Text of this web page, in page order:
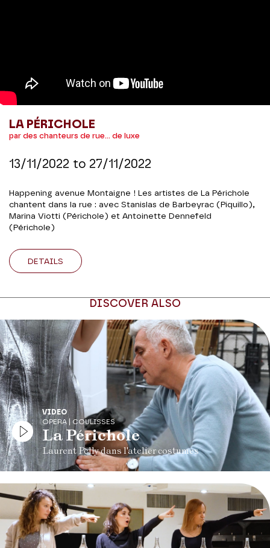
LA PÉRICHOLE
par des chanteurs de rue... de luxe
13/11/2022 to 27/11/2022
Happening avenue Montaigne ! Les artistes de La Périchole
chantent dans la rue : avec Stanislas de Barbeyrac (Piquillo),
Marina Viotti (Périchole) et Antoinette Dennefeld
(Périchole)
DETAILS
DISCOVER ALSO
VIDEO
OPERA | COULISSES
La Périchole
Laurent Pelly dans l'atelier costumes